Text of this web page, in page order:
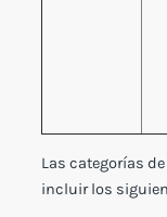
Las categorías
incluir los